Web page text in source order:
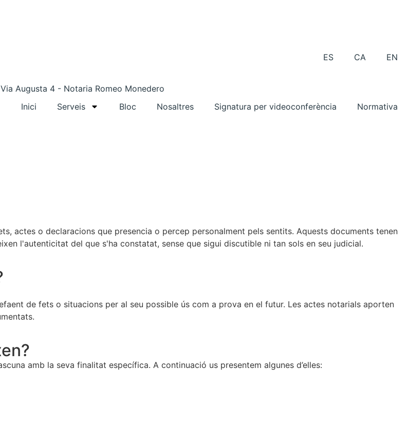
ES
CA EN
Inici Serveis Bloc Nosaltres Signatura per videoconferència Normativa
actes o declaracions que presencia o percep personalment pels sentits. Aquests documents tenen
l'autenticitat del que s'ha constatat, sense que sigui discutible ni tan sols en seu judicial.
de fets o situacions per al seu possible ús com a prova en el futur. Les actes notarials aporten
amb la seva finalitat específica. A continuació us presentem algunes d’elles: